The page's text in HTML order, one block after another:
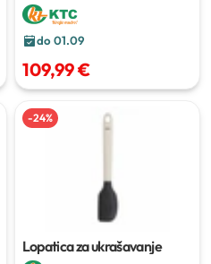
TU331DEP
do 01.09
109,99 €
-24%
Lopatica za ukrašavanje